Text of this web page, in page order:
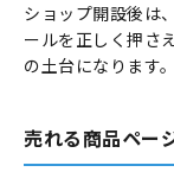
ショップ開設後は
ールを正しく押さ
の土台になります。
売れる商品ペー